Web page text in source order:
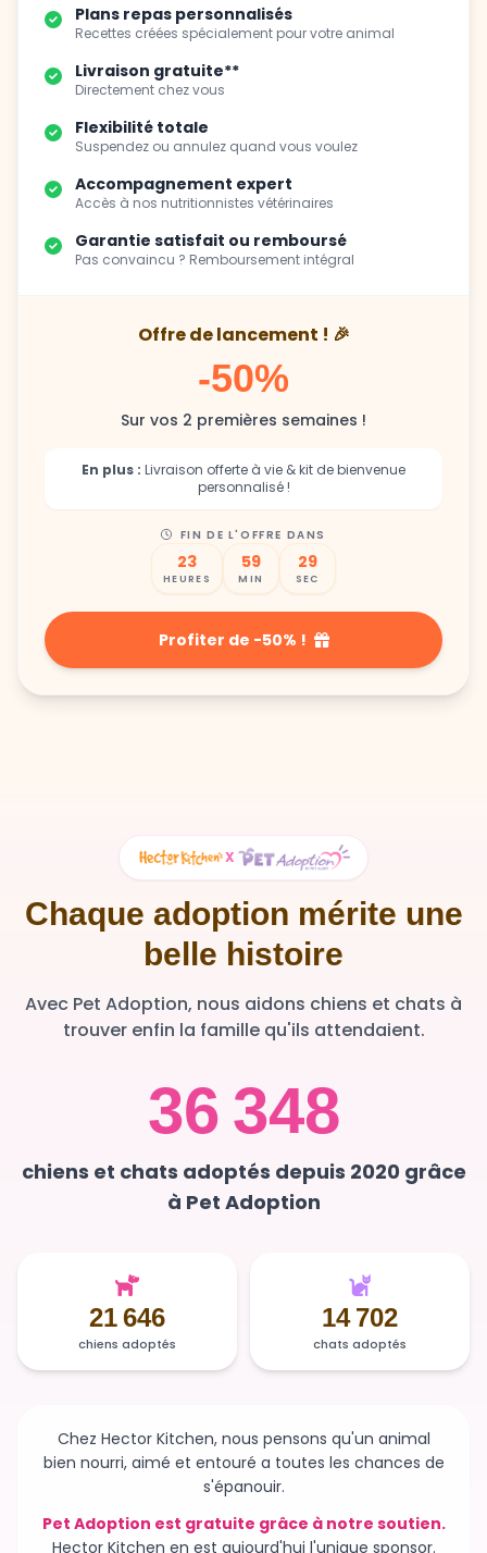
Plans repas personnalisés
Recettes créées spécialement pour votre animal
Livraison gratuite**
Directement chez vous
Flexibilité totale
Suspendez ou annulez quand vous voulez
Accompagnement expert
Accès à nos nutritionnistes vétérinaires
Garantie satisfait ou remboursé
Pas convaincu ? Remboursement intégral
Offre de lancement ! 🎉
-50%
Sur vos 2 premières semaines !
En plus : Livraison offerte à vie & kit de bienvenue
personnalisé !
FIN DE L'OFFRE DANS
23
HEURES
59
MIN
27
SEC
Profiter de -50% !
X
Chaque adoption mérite une
belle histoire
Avec Pet Adoption, nous aidons chiens et chats à
trouver enfin la famille qu'ils attendaient.
36 348
chiens et chats adoptés depuis 2020 grâce
à Pet Adoption
21 646
chiens adoptés
14 702
chats adoptés
Chez Hector Kitchen, nous pensons qu'un animal
bien nourri, aimé et entouré a toutes les chances de
s'épanouir.
Pet Adoption est gratuite grâce à notre soutien.
Hector Kitchen en est aujourd'hui l'unique sponsor.